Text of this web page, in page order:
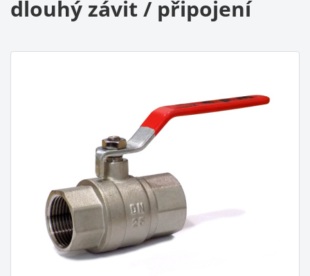
dlouhý závit / připojení